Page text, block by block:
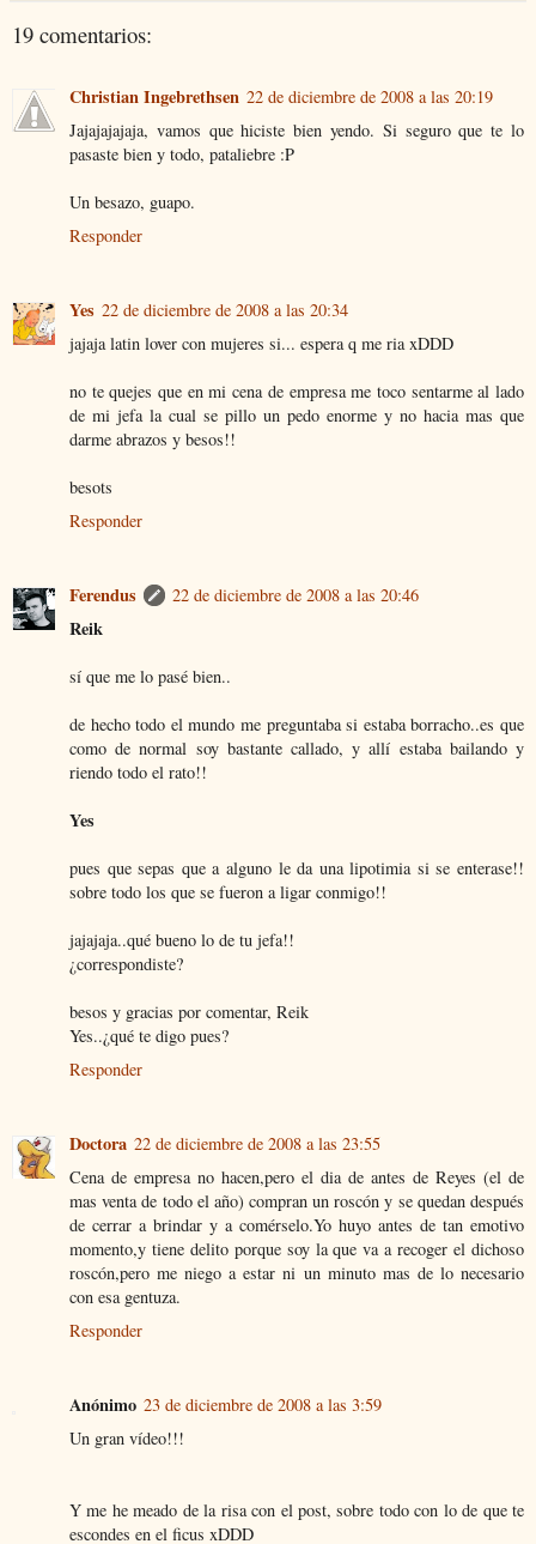
19 comentarios:
Christian Ingebrethsen 22 de diciembre de 2008 a las 20:19
Jajajajajaja, vamos que hiciste bien yendo. Si seguro que te lo
pasaste bien y todo, pataliebre :P
Un besazo, guapo.
Responder
Yes 22 de diciembre de 2008 a las 20:34
jajaja latin lover con mujeres si... espera q me ria xDDD
no te quejes que en mi cena de empresa me toco sentarme al lado
de mi jefa la cual se pillo un pedo enorme y no hacia mas que
darme abrazos y besos!!
besots
Responder
Ferendus 22 de diciembre de 2008 a las 20:46
Reik
sí que me lo pasé bien..
de hecho todo el mundo me preguntaba si estaba borracho..es que
como de normal soy bastante callado, y allí estaba bailando y
riendo todo el rato!!
Yes
pues que sepas que a alguno le da una lipotimia si se enterase!!
sobre todo los que se fueron a ligar conmigo!!
jajajaja..qué bueno lo de tu jefa!!
¿correspondiste?
besos y gracias por comentar, Reik
Yes..¿qué te digo pues?
Responder
Doctora 22 de diciembre de 2008 a las 23:55
Cena de empresa no hacen,pero el dia de antes de Reyes (el de
mas venta de todo el año) compran un roscón y se quedan después
de cerrar a brindar y a comérselo.Yo huyo antes de tan emotivo
momento,y tiene delito porque soy la que va a recoger el dichoso
roscón,pero me niego a estar ni un minuto mas de lo necesario
con esa gentuza.
Responder
Anónimo 23 de diciembre de 2008 a las 3:59
Un gran vídeo!!!
Y me he meado de la risa con el post, sobre todo con lo de que te
escondes en el ficus xDDD